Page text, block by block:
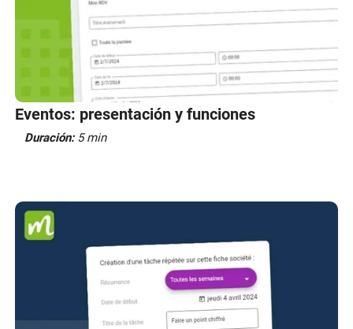
Eventos: presentación y funciones
Duración: 5 min